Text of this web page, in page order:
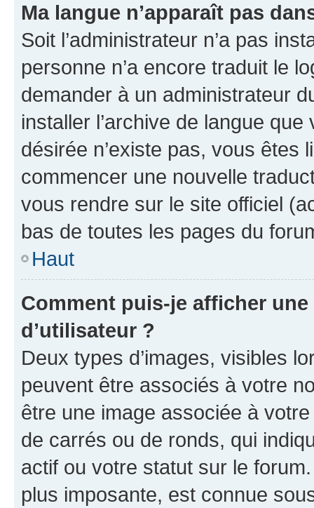
Ma langue n’apparaît pas
Soit l’administrateur n’a pas
personne n’a encore traduit le
demander à un administrateur
installer l’archive de langue
désirée n’existe pas, vous êtes
commencer une nouvelle
vous rendre sur le site officiel
bas de toutes les pages du
Haut
Comment puis-je afficher
d’utilisateur ?
Deux types d’images, visibles
peuvent être associés à votre
être une image associée à
de carrés ou de ronds, qui
actif ou votre statut sur le
plus imposante, est connue